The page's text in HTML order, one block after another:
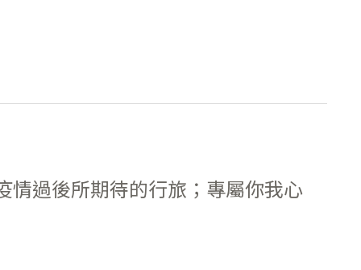
情過後所期待的行旅；專屬你我心